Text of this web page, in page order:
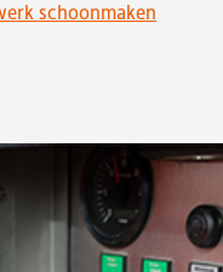
schoonmaken